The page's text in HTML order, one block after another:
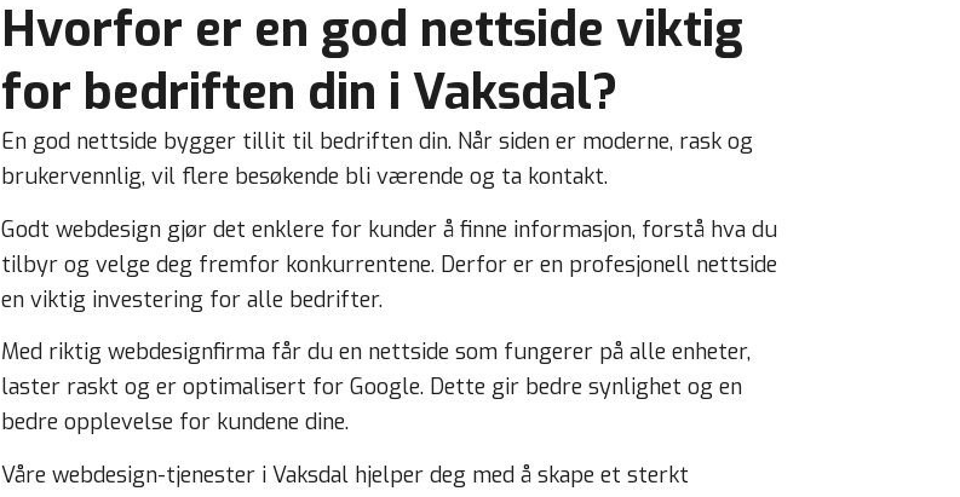
Hvorfor er en god nettside viktig
for bedriften din i Vaksdal?
En god nettside bygger tillit til bedriften din. Når siden er moderne, rask og
brukervennlig, vil flere besøkende bli værende og ta kontakt.
Godt webdesign gjør det enklere for kunder å finne informasjon, forstå hva du
tilbyr og velge deg fremfor konkurrentene. Derfor er en profesjonell nettside
en viktig investering for alle bedrifter.
Med riktig webdesignfirma får du en nettside som fungerer på alle enheter,
laster raskt og er optimalisert for Google. Dette gir bedre synlighet og en
bedre opplevelse for kundene dine.
Våre webdesign-tjenester i Vaksdal hjelper deg med å skape et sterkt